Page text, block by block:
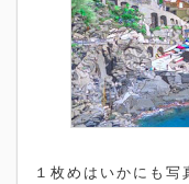
１枚めはいかにも